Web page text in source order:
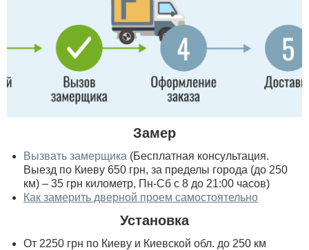
Замер
Вызвать замерщика (Бесплатная консультация.
Выезд по Киеву 650 грн, за пределы города (до 250
км) – 35 грн километр, Пн-Сб с 8 до 21:00 часов)
Как замерить дверной проем самостоятельно
Установка
От 2250 грн по Киеву и Киевской обл. до 250 км